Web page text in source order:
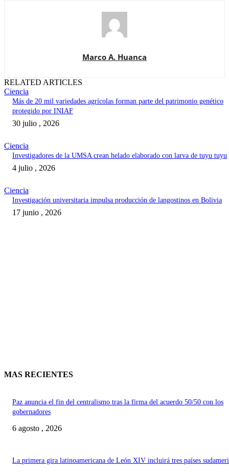
Marco A. Huanca
RELATED ARTICLES
Ciencia
Más de 20 mil variedades agrícolas forman parte del patrimonio genético
protegido por INIAF
30 julio , 2026
Ciencia
Investigadores de la UMSA crean helado elaborado con larva de tuyu tuyu
4 julio , 2026
Ciencia
Investigación universitaria impulsa producción de langostinos en Bolivia
17 junio , 2026
MAS RECIENTES
Paz anuncia el fin del centralismo tras la firma del acuerdo 50/50 con los
gobernadores
6 agosto , 2026
La primera gira latinoamericana de León XIV incluirá tres países